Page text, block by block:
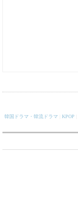
韓国ドラマ・韓流ドラマ
KPOP